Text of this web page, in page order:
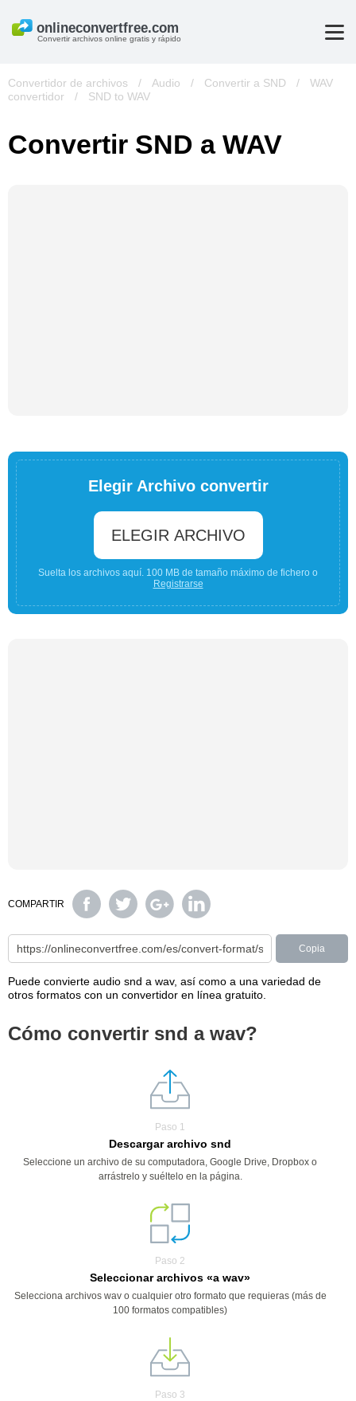
Convertir archivos online gratis y rápido
Convertidor de archivos / Audio / Convertir a SND /
WAV
convertidor
/ SND to WAV
Convertir SND a WAV
Elegir Archivo convertir
ELEGIR ARCHIVO
Suelta los archivos aquí. 100 MB de tamaño máximo de fichero o
Registrarse
COMPARTIR
Copia
Puede convierte audio snd a wav, así como a una variedad de
otros formatos con un convertidor en línea gratuito.
Cómo convertir snd a wav?
Paso 1
Descargar archivo snd
Seleccione un archivo de su computadora, Google Drive, Dropbox o
arrástrelo y suéltelo en la página.
Paso 2
Seleccionar archivos «a wav»
Selecciona archivos wav o cualquier otro formato que requieras (más de
100 formatos compatibles)
Paso 3